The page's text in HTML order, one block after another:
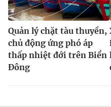
Quản lý chặt tàu thuyền,
chủ động ứng phó áp
thấp nhiệt đới trên Biển
Đông